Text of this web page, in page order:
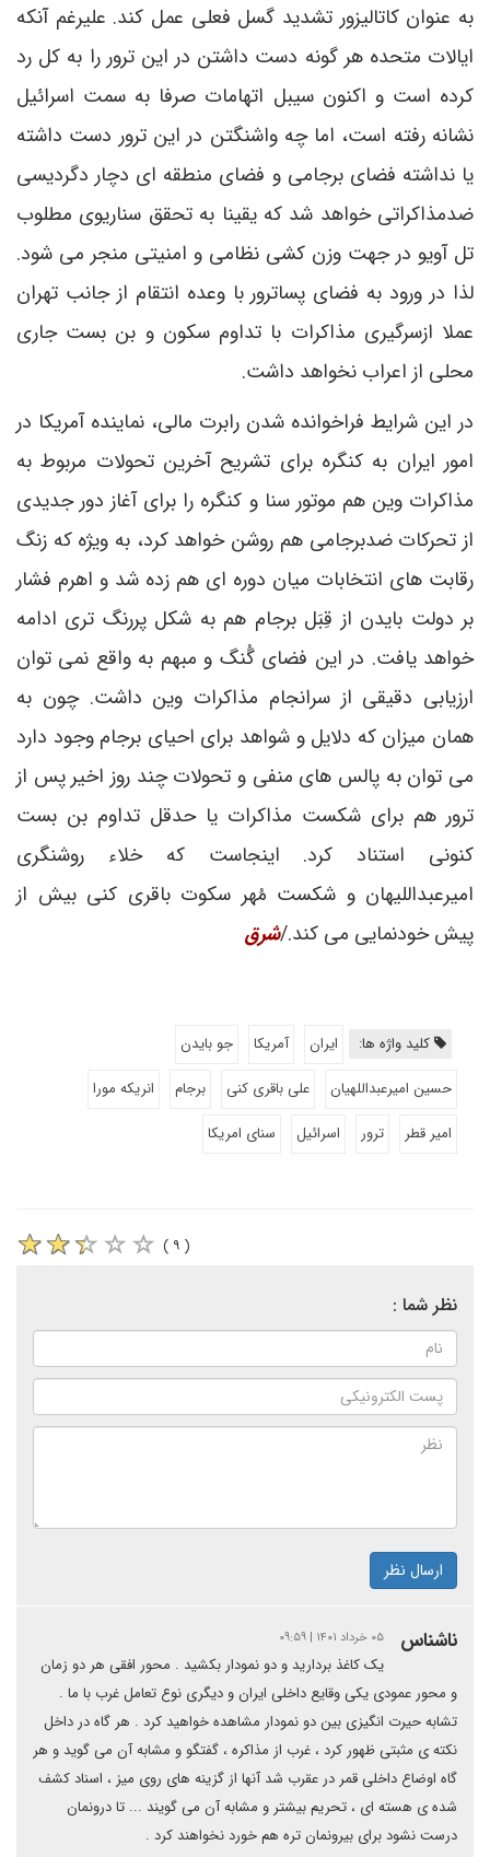
به عنوان کاتالیزور تشدید گسل فعلی عمل کند. علیرغم آنکه
ایالات متحده هر گونه دست داشتن در این ترور را به کل رد
کرده است و اکنون سیبل اتهامات صرفا به سمت اسرائیل
نشانه رفته است، اما چه واشنگتن در این ترور دست داشته
یا نداشته فضای برجامی و فضای منطقه ای دچار دگردیسی
ضدمذاکراتی خواهد شد که یقینا به تحقق سناریوی مطلوب
تل آویو در جهت وزن کشی نظامی و امنیتی منجر می شود.
لذا در ورود به فضای پساترور با وعده انتقام از جانب تهران
عملا ازسرگیری مذاکرات با تداوم سکون و بن بست جاری
محلی از اعراب نخواهد داشت.
در این شرایط فراخوانده شدن رابرت مالی، نماینده آمریکا در
امور ایران به کنگره برای تشریح آخرین تحولات مربوط به
مذاکرات وین هم موتور سنا و کنگره را برای آغاز دور جدیدی
از تحرکات ضدبرجامی هم روشن خواهد کرد، به ویژه که زنگ
رقابت های انتخابات میان دوره ای هم زده شد و اهرم فشار
بر دولت بایدن از قِبَل برجام هم به شکل پررنگ تری ادامه
خواهد یافت. در این فضای گُنگ و مبهم به واقع نمی توان
ارزیابی دقیقی از سرانجام مذاکرات وین داشت. چون به
همان میزان که دلایل و شواهد برای احیای برجام وجود دارد
می توان به پالس های منفی و تحولات چند روز اخیر پس از
ترور هم برای شکست مذاکرات یا حدقل تداوم بن بست
کنونی استناد کرد. اینجاست که خلاء روشنگری
امیرعبداللیهان و شکست مُهر سکوت باقری کنی بیش از
پیش خودنمایی می کند./شرق
کلید واژه ها: ایران آمریکا
جو بایدن
حسین امیرعبداللهیان
علی باقری کنی برجام
انریکه مورا
امیر قطر
ترور اسرائیل سنای امریکا
( ۹ )
نظر شما :
ارسال نظر
ناشناس ۰۵ خرداد ۱۴۰۱ | ۰۹:۵۹
یک کاغذ بردارید و دو نمودار بکشید . محور افقی هر دو زمان
و محور عمودی یکی وقایع داخلی ایران و دیگری نوع تعامل غرب با ما .
تشابه حیرت انگیزی بین دو نمودار مشاهده خواهید کرد . هر گاه در داخل
نکته ی مثبتی ظهور کرد ، غرب از مذاکره ، گفتگو و مشابه آن می گوید و هر
گاه اوضاع داخلی قمر در عقرب شد آنها از گزینه های روی میز ، اسناد کشف
شده ی هسته ای ، تحریم بیشتر و مشابه آن می گویند ... تا درونمان
درست نشود برای بیرونمان تره هم خورد نخواهند کرد .